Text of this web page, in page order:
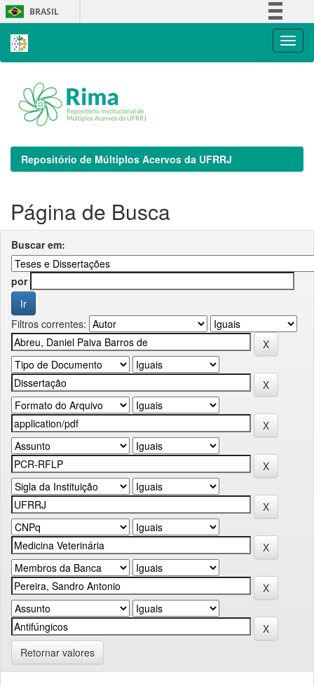
Skip
navigation
BRASIL
Repositório de Múltiplos Acervos da UFRRJ
Página de Busca
Buscar em:
por
Filtros correntes:
Retornar valores